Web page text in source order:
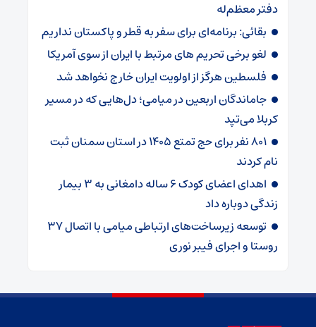
دفتر معظم‌له
بقائی: برنامه‌ای برای سفر به قطر و پاکستان نداریم
لغو برخی تحریم های مرتبط با ایران از سوی آمریکا
فلسطین هرگز از اولویت ایران خارج نخواهد شد
جاماندگان اربعین در میامی؛ دل‌هایی که در مسیر
کربلا می‌تپد
۸۰۱ نفر برای حج تمتع ۱۴۰۵ در استان سمنان ثبت
نام کردند
اهدای اعضای کودک ۶ ساله دامغانی به ۳ بیمار
زندگی دوباره داد
توسعه زیرساخت‌های ارتباطی میامی با اتصال ۳۷
روستا و اجرای فیبر نوری